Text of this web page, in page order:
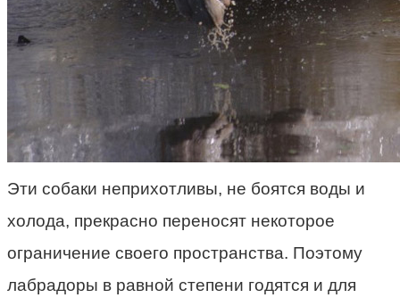
Эти собаки неприхотливы, не боятся воды и
холода, прекрасно переносят некоторое
ограничение своего пространства. Поэтому
лабрадоры в равной степени годятся и для